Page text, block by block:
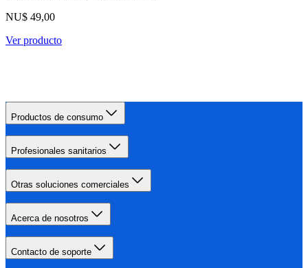
NU$ 49,00
Ver producto
Productos de consumo
Profesionales sanitarios
Otras soluciones comerciales
Acerca de nosotros
Contacto de soporte